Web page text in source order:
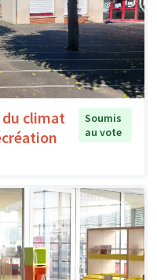
climat
Soumis
au vote